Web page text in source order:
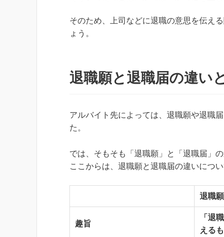
そのため、上司などに退職の意思を伝え
ょう。
退職願と退職届の違い
アルバイト先によっては、退職願や退職
た。
では、そもそも「退職願」と「退職届」
ここからは、退職願と退職届の違いにつ
退職願
趣旨
「退
える